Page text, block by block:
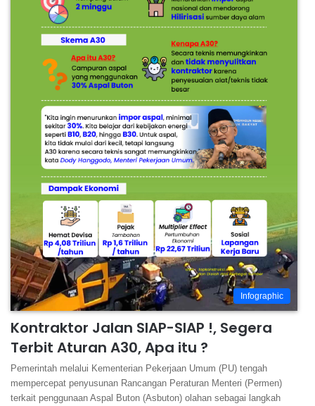
Infographic
Kontraktor Jalan SIAP-SIAP !, Segera
Terbit Aturan A30, Apa itu ?
Pemerintah melalui Kementerian Pekerjaan Umum (PU) tengah
mempercepat penyusunan Rancangan Peraturan Menteri (Permen)
terkait penggunaan Aspal Buton (Asbuton) olahan sebagai langkah